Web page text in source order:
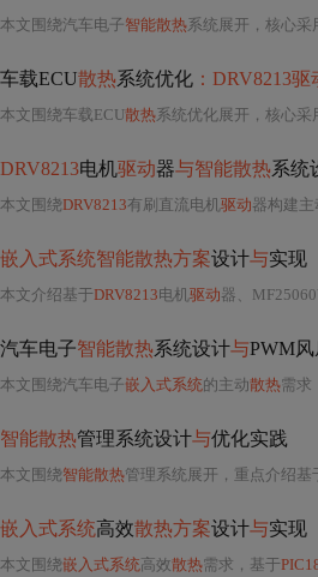
本文围绕汽车电子智能散热系统展开，核心采
车载ECU散热系统优化 ：DRV8213驱
本文围绕车载ECU散热系统优化展开，核心采
DRV8213电机驱动器与智能散热系统
本文围绕DRV8213有刷直流电机驱动器构建主
嵌入式系统智能散热方案设计与实现
本文介绍基于DRV8213电机驱动器、
汽车电子智能散热系统设计与PWM风
本文围绕汽车电子嵌入式系统的主动散热需求
智能散热管理系统设计与优化实践
本文围绕智能散热管理系统展开，重点介绍基
嵌入式系统高效散热方案设计与实现
本文围绕嵌入式系统高效散热需求，基于